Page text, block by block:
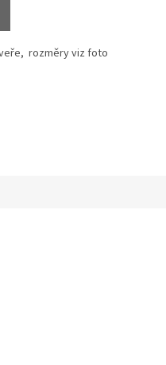
rozměry viz foto